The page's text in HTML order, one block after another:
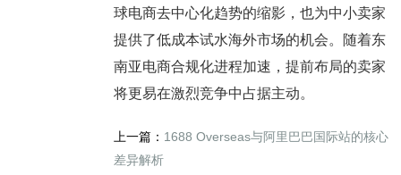
球电商去中心化趋势的缩影，也为中小卖家
提供了低成本试水海外市场的机会。随着东
南亚电商合规化进程加速，提前布局的卖家
将更易在激烈竞争中占据主动。
上一篇： 1688 Overseas与阿里巴巴国际站的核心
差异解析